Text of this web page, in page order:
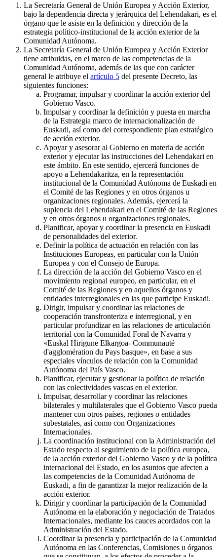
La Secretaría General de Unión Europea y Acción Exterior,
bajo la dependencia directa y jerárquica del Lehendakari, es el
órgano que le asiste en la definición y dirección de la
estrategia político-institucional de la acción exterior de la
Comunidad Autónoma.
La Secretaría General de Unión Europea y Acción Exterior
tiene atribuidas, en el marco de las competencias de la
Comunidad Autónoma, además de las que con carácter
general le atribuye el artículo 5 del presente Decreto, las
siguientes funciones:
Programar, impulsar y coordinar la acción exterior del
Gobierno Vasco.
Impulsar y coordinar la definición y puesta en marcha
de la Estrategia marco de internacionalización de
Euskadi, así como del correspondiente plan estratégico
de acción exterior.
Apoyar y asesorar al Gobierno en materia de acción
exterior y ejecutar las instrucciones del Lehendakari en
este ámbito. En este sentido, ejercerá funciones de
apoyo a Lehendakaritza, en la representación
institucional de la Comunidad Autónoma de Euskadi en
el Comité de las Regiones y en otros órganos u
organizaciones regionales. Además, ejercerá la
suplencia del Lehendakari en el Comité de las Regiones
y en otros órganos u organizaciones regionales.
Planificar, apoyar y coordinar la presencia en Euskadi
de personalidades del exterior.
Definir la política de actuación en relación con las
Instituciones Europeas, en particular con la Unión
Europea y con el Consejo de Europa.
La dirección de la acción del Gobierno Vasco en el
movimiento regional europeo, en particular, en el
Comité de las Regiones y en aquellos órganos y
entidades interregionales en las que participe Euskadi.
Dirigir, impulsar y coordinar las relaciones de
cooperación transfronteriza e interregional, y en
particular profundizar en las relaciones de articulación
territorial con la Comunidad Foral de Navarra y
«Euskal Hirigune Elkargoa- Communauté
d'agglomération du Pays basque», en base a sus
especiales vínculos de relación con la Comunidad
Autónoma del País Vasco.
Planificar, ejecutar y gestionar la política de relación
con las colectividades vascas en el exterior.
Impulsar, desarrollar y coordinar las relaciones
bilaterales y multilaterales que el Gobierno Vasco pueda
mantener con otros países, regiones o entidades
subestatales, así como con Organizaciones
Internacionales.
La coordinación institucional con la Administración del
Estado respecto al seguimiento de la política europea,
de la acción exterior del Gobierno Vasco y de la política
internacional del Estado, en los asuntos que afecten a
las competencias de la Comunidad Autónoma de
Euskadi, a fin de garantizar la mejor realización de la
acción exterior.
Dirigir y coordinar la participación de la Comunidad
Autónoma en la elaboración y negociación de Tratados
Internacionales, mediante los cauces acordados con la
Administración del Estado.
Coordinar la presencia y participación de la Comunidad
Autónoma en las Conferencias, Comisiones u órganos